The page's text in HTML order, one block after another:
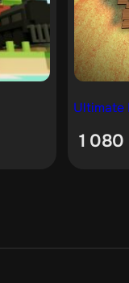
Ultimate
1 080